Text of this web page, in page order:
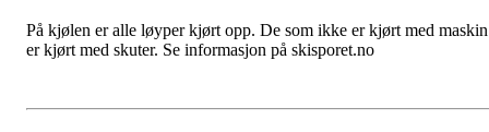
På kjølen er alle løyper kjørt opp. De som ikke er kjørt med maskin
er kjørt med skuter. Se informasjon på skisporet.no